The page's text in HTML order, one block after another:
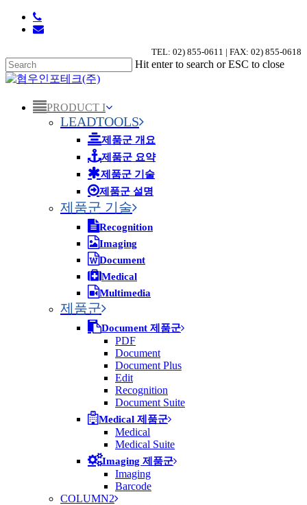
Skip
phone
email
TEL: 02) 855-0611 | FAX: 02) 855-0618
Hit enter to search or ESC to close
Close
PRODUCT I
LEADTOOLS
제품군 개요
제품군 요약
제품군 기술
제품군 설명
제품군 기술
Recognition
Imaging
Document
Medical
Multimedia
제품군
Document 제품군
PDF
Document
Document Plus
Edit
Recognition
Document Suite
Medical 제품군
Medical
Medical Suite
Imaging 제품군
Imaging
Barcode
COLUMN2